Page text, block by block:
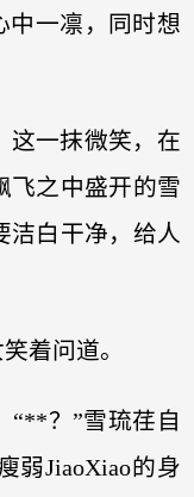
中一凛，同时想
这一抹微笑，在
飞之中盛开的雪
洁白干净，给人
着问道。
“**？”雪琉荏自
弱JiaoXiao的身